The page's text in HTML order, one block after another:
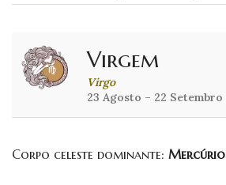
Virgem
Virgo
23 Agosto – 22 Setembro
Corpo celeste dominante: Mercúrio